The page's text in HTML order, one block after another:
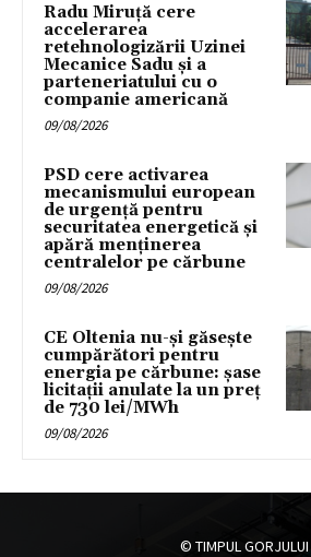
Radu Miruță cere
accelerarea
retehnologizării Uzinei
Mecanice Sadu și a
parteneriatului cu o
companie americană
09/08/2026
PSD cere activarea
mecanismului european
de urgență pentru
securitatea energetică și
apără menținerea
centralelor pe cărbune
09/08/2026
CE Oltenia nu-și găsește
cumpărători pentru
energia pe cărbune: șase
licitații anulate la un preț
de 730 lei/MWh
09/08/2026
© TIMPUL GORJULUI